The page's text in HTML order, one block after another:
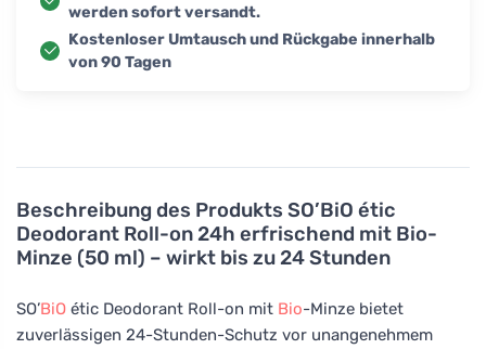
Beschreibung des Produkts SO’BiO étic
Deodorant Roll-on 24h erfrischend mit Bio-
Minze (50 ml) – wirkt bis zu 24 Stunden
SO’BiO étic Deodorant Roll-on mit Bio-Minze bietet
zuverlässigen 24-Stunden-Schutz vor unangenehmem
werden sofort versandt.
Kostenloser Umtausch und Rückgabe innerhalb
von 90 Tagen